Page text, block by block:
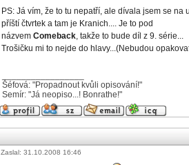
PS: Já vím, že to tu nepatří, ale dívala jsem se na
příští čtvrtek a tam je Kranich.... Je to pod
názvem Comeback, takže to bude díl z 9. série...
Trošičku mi to nejde do hlavy...(Nebudou
Šéfová: "Propadnout kvůli opisování!"
Semír: "Já neopiso...! Bonrathe!"
Zaslal: 31.10.2008 16:46